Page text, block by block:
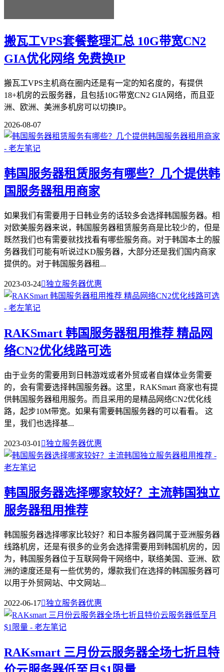
搬瓦工VPS套餐整理汇总 10G带宽CN2
GIA优化网络 免费换IP
搬瓦工VPS主机商在圈内还是有一定的知名度的，有提供
18+机房的云服务器，且包括10G带宽CN2 GIA网络，而且亚
洲、欧洲、美洲多机房可以切换IP。
2026-08-07
韩国服务器租赁服务有哪些？几个提供韩
国服务器租用商家
如果我们有需要用于日韩业务的话较多会选择韩国服务器。相
对欧美服务器来说，韩国服务器租赁服务商是比较少的，但是
既然我们也有需要就找找看有哪些服务商。对于韩国本土的服
务器我们可能有听说过KD服务器，大部分还是我们国内商家
提供的。对于韩国服务器租...
2023-03-24独立服务器优惠
RAKSmart 韩国服务器租用推荐 精品网
络CN2优化线路可选
由于业务的需要用到日韩游戏或者外贸或者自媒体业务需要
的，会有需要选择韩国服务器。这里，RAKSmart 商家也有提
供韩国服务器租用服务。而且采用的是精品网络CN2优化线
路，起步10M带宽。如果有需要韩国服务器的可以看看。 这
里，我们也选择基...
2023-03-01 独立服务器优惠
韩国服务器选择哪家较好？主流韩国独立
服务器租用推荐
韩国服务器选择哪家比较好？和日本服务器同属于亚洲服务器
线路机房，还是有很多的业务会选择需要用到韩国机房的，因
为，韩国服务器位于互联网骨干网络中，联络美国、亚洲、欧
洲的速度还是有一些优势的，爆款我们在选择的韩国服务器可
以用于外贸网站、中文网站...
2022-06-17独立服务器优惠
RAKsmart 三月份云服务器全场七折且特